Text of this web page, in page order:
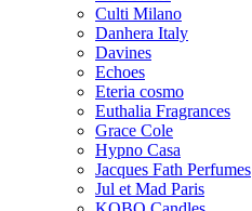
Culti Milano
Danhera Italy
Davines
Echoes
Eteria cosmo
Euthalia Fragrances
Grace Cole
Hypno Casa
Jacques Fath Perfumes
Jul et Mad Paris